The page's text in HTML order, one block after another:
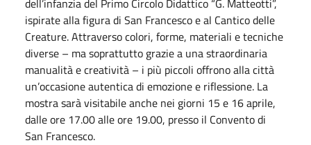
dell’infanzia del Primo Circolo Didattico “G. Matteotti”,
ispirate alla figura di San Francesco e al Cantico delle
Creature. Attraverso colori, forme, materiali e tecniche
diverse – ma soprattutto grazie a una straordinaria
manualità e creatività – i più piccoli offrono alla città
un’occasione autentica di emozione e riflessione. La
mostra sarà visitabile anche nei giorni 15 e 16 aprile,
dalle ore 17.00 alle ore 19.00, presso il Convento di
San Francesco.